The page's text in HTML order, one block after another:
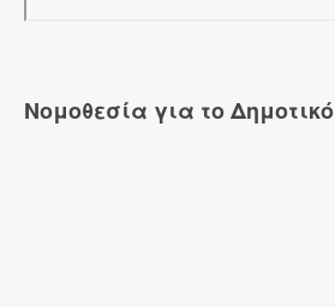
Νομοθεσία για το Δημοτικό